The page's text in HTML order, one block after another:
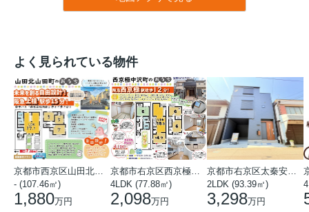
よく見られている物件
- (107.46㎡)
1,880万円
4LDK (77.88㎡)
2,098万円
2LDK (93.39㎡)
3,298万円